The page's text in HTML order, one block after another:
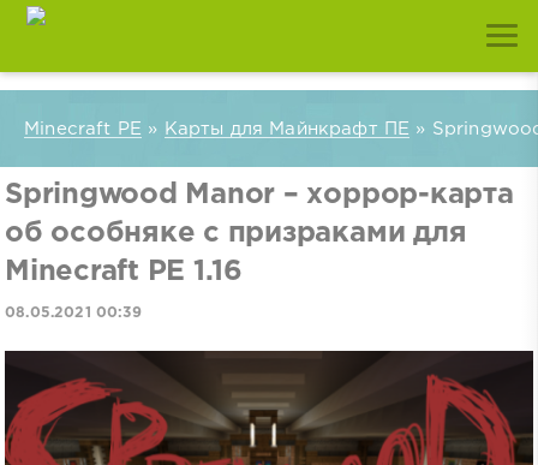
Minecraft PE » Карты для Майнкрафт ПЕ »
Springwood Manor – хоррор-карта
об особняке с призраками для
Minecraft PE 1.16
08.05.2021 00:39